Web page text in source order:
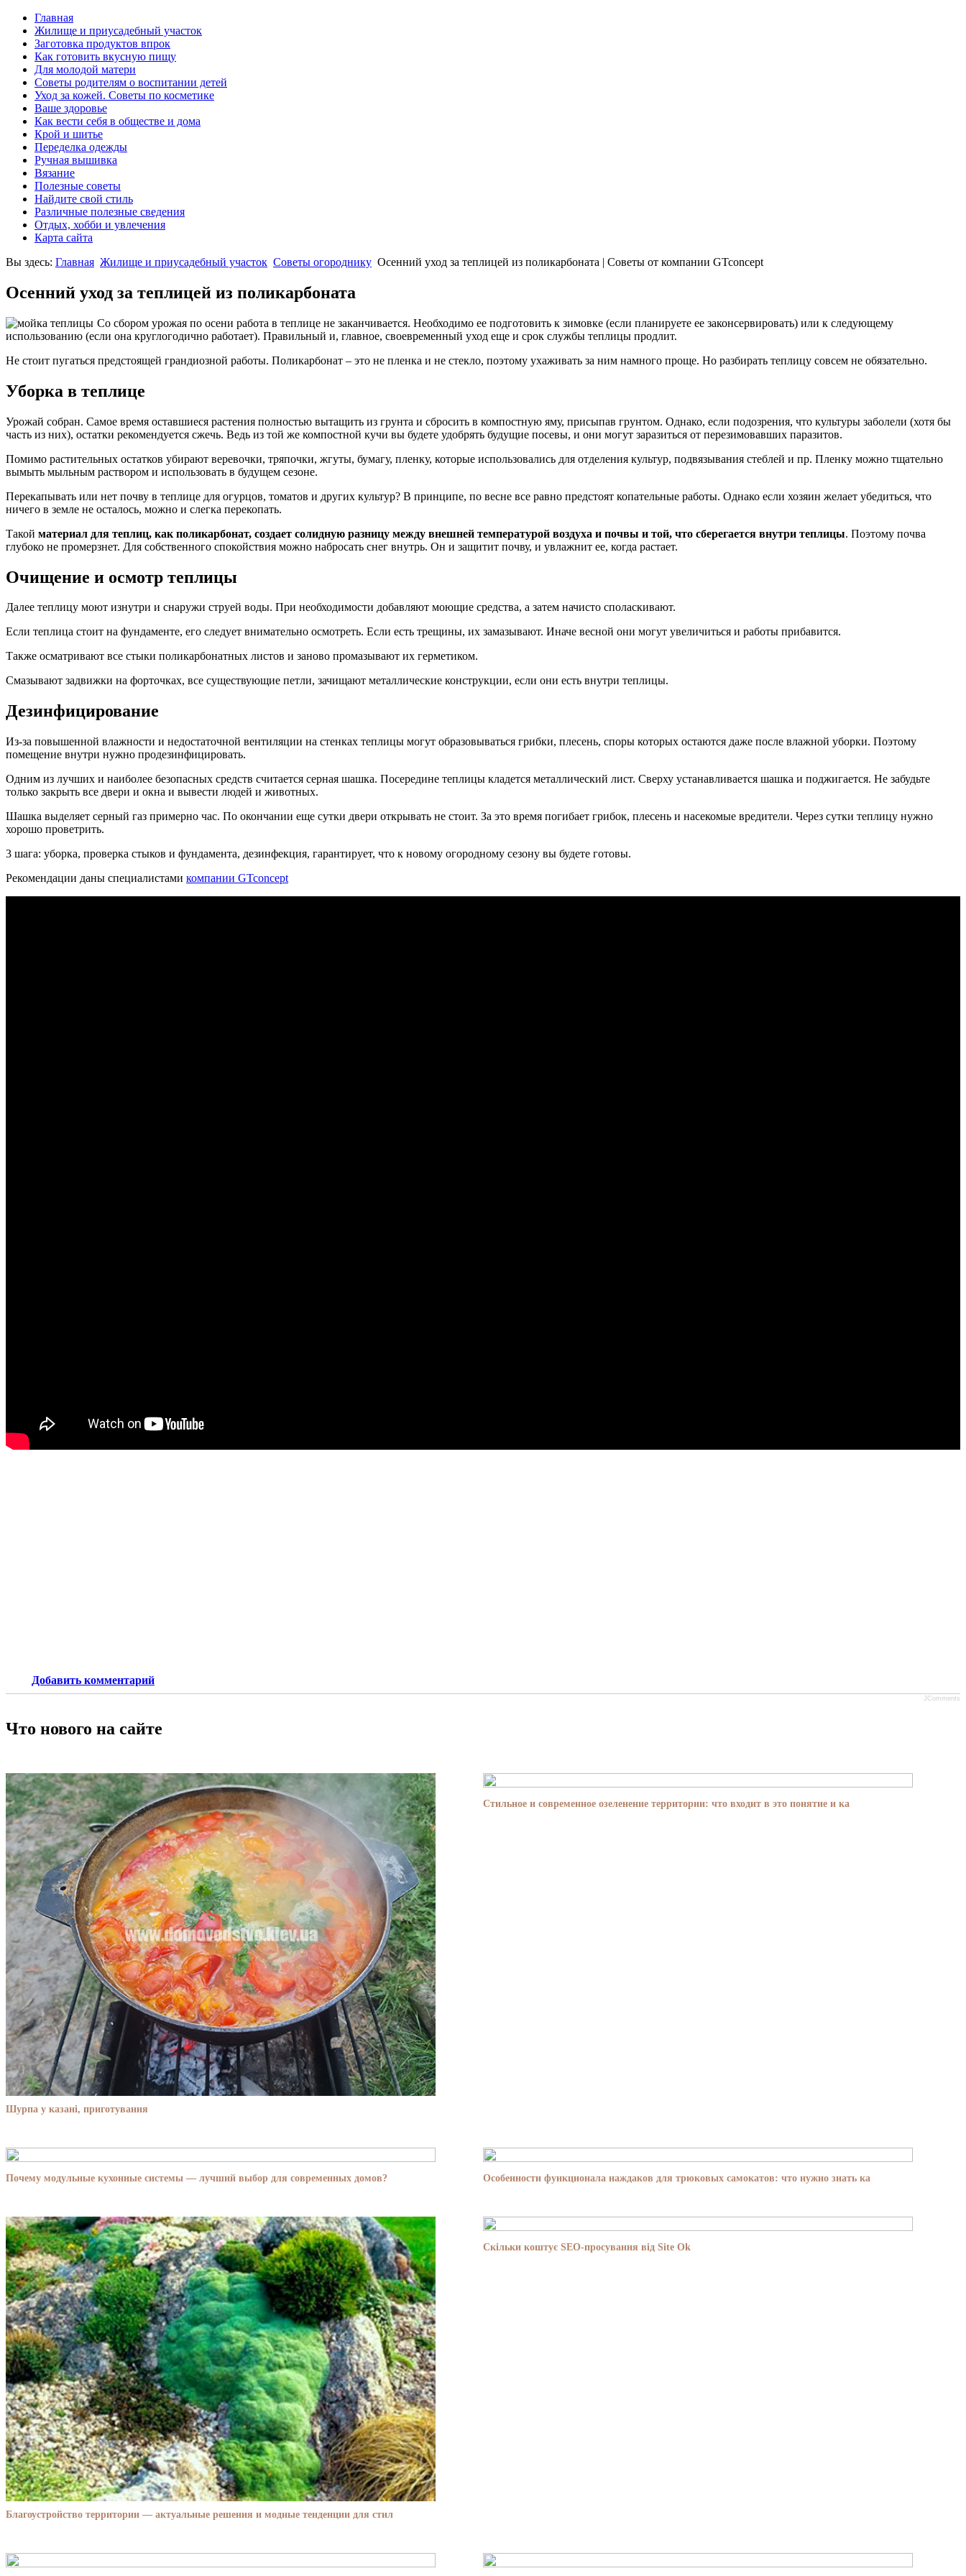
Главная
Жилище и приусадебный участок
Заготовка продуктов впрок
Как готовить вкусную пищу
Для молодой матери
Советы родителям о воспитании детей
Уход за кожей. Советы по косметике
Ваше здоровье
Как вести себя в обществе и дома
Крой и шитье
Переделка одежды
Ручная вышивка
Вязание
Полезные советы
Найдите свой стиль
Различные полезные сведения
Отдых, хобби и увлечения
Карта сайта
Вы здесь: Главная Жилище и приусадебный участок Советы огороднику Осенний уход за теплицей из поликарбоната | Советы от компании GTconcept
Осенний уход за теплицей из поликарбоната
Со сбором урожая по осени работа в теплице не заканчивается. Необходимо ее подготовить к зимовке (если планируете ее законсервировать) или к следующему
использованию (если она круглогодично работает). Правильный и, главное, своевременный уход еще и срок службы теплицы продлит.
Не стоит пугаться предстоящей грандиозной работы. Поликарбонат – это не пленка и не стекло, поэтому ухаживать за ним намного проще. Но разбирать теплицу совсем не обязательно.
Уборка в теплице
Урожай собран. Самое время оставшиеся растения полностью вытащить из грунта и сбросить в компостную яму, присыпав грунтом. Однако, если подозрения, что культуры заболели (хотя бы
часть из них), остатки рекомендуется сжечь. Ведь из той же компостной кучи вы будете удобрять будущие посевы, и они могут заразиться от перезимовавших паразитов.
Помимо растительных остатков убирают веревочки, тряпочки, жгуты, бумагу, пленку, которые использовались для отделения культур, подвязывания стеблей и пр. Пленку можно тщательно
вымыть мыльным раствором и использовать в будущем сезоне.
Перекапывать или нет почву в теплице для огурцов, томатов и других культур? В принципе, по весне все равно предстоят копательные работы. Однако если хозяин желает убедиться, что
ничего в земле не осталось, можно и слегка перекопать.
Такой материал для теплиц, как поликарбонат, создает солидную разницу между внешней температурой воздуха и почвы и той, что сберегается внутри теплицы. Поэтому почва
глубоко не промерзнет. Для собственного спокойствия можно набросать снег внутрь. Он и защитит почву, и увлажнит ее, когда растает.
Очищение и осмотр теплицы
Далее теплицу моют изнутри и снаружи струей воды. При необходимости добавляют моющие средства, а затем начисто споласкивают.
Если теплица стоит на фундаменте, его следует внимательно осмотреть. Если есть трещины, их замазывают. Иначе весной они могут увеличиться и работы прибавится.
Также осматривают все стыки поликарбонатных листов и заново промазывают их герметиком.
Смазывают задвижки на форточках, все существующие петли, зачищают металлические конструкции, если они есть внутри теплицы.
Дезинфицирование
Из-за повышенной влажности и недостаточной вентиляции на стенках теплицы могут образовываться грибки, плесень, споры которых остаются даже после влажной уборки. Поэтому
помещение внутри нужно продезинфицировать.
Одним из лучших и наиболее безопасных средств считается серная шашка. Посередине теплицы кладется металлический лист. Сверху устанавливается шашка и поджигается. Не забудьте
только закрыть все двери и окна и вывести людей и животных.
Шашка выделяет серный газ примерно час. По окончании еще сутки двери открывать не стоит. За это время погибает грибок, плесень и насекомые вредители. Через сутки теплицу нужно
хорошо проветрить.
3 шага: уборка, проверка стыков и фундамента, дезинфекция, гарантирует, что к новому огородному сезону вы будете готовы.
Рекомендации даны специалистами компании GTconcept
Добавить комментарий
JComments
Что нового на сайте
Шурпа у казані, приготування
Стильное и современное озеленение территории: что входит в это понятие и ка
Почему модульные кухонные системы — лучший выбор для современных домов? Особенности функционала наждаков для трюковых самокатов: что нужно знать ка
Благоустройство территории — актуальные решения и модные тенденции для стил
Скільки коштує SEO-просування від Site Ok